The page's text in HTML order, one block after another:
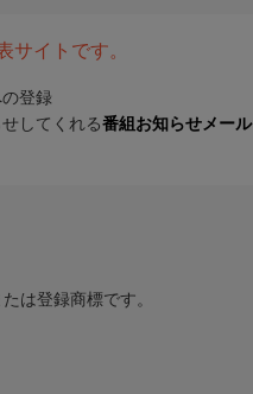
サイトです。
登録
してくれる番組お知らせメール
は登録商標です。